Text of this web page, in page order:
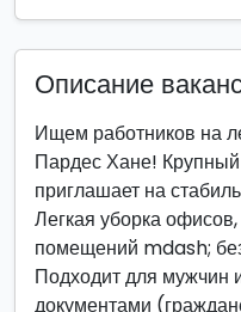
Описание
Ищем работников на
Пардес Хане!
приглашает на
Легкая уборка
помещений mdash;
Подходит для
документами